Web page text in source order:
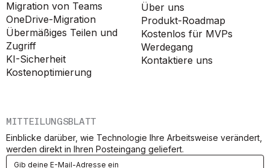
MITTEILUNGSBLATT
Einblicke darüber, wie Technologie Ihre Arbeitsweise verändert,
werden direkt in Ihren Posteingang geliefert.
Migration von Teams
OneDrive-Migration
Übermäßiges Teilen und
Zugriff
KI-Sicherheit
Kostenoptimierung
Über uns
Produkt-Roadmap
Kostenlos für MVPs
Werdegang
Kontaktiere uns